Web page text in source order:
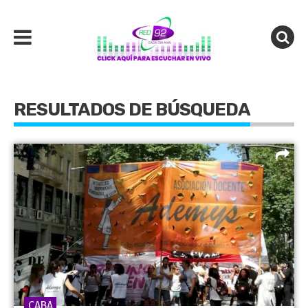
RESULTADOS DE BÚSQUEDA